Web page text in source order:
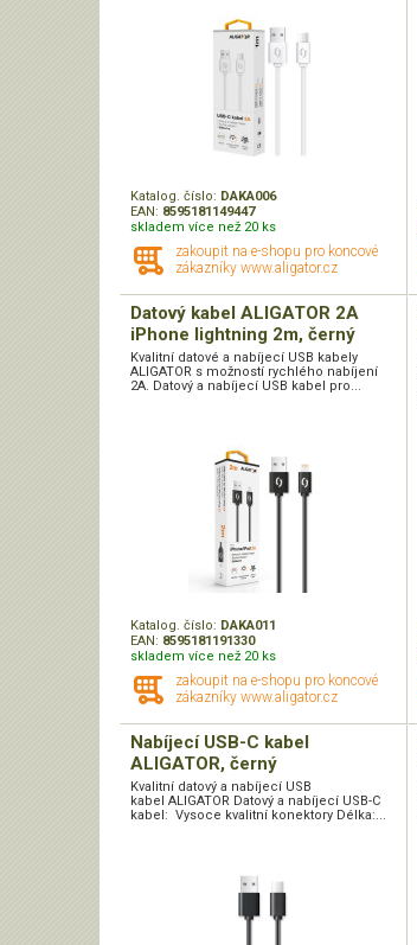
Katalog. číslo: DAKA006
EAN: 8595181149447
skladem více než 20 ks
zakoupit na e-shopu pro koncové
zákazníky www.aligator.cz
Datový kabel ALIGATOR 2A
iPhone lightning 2m, černý
Kvalitní datové a nabíjecí USB kabely
ALIGATOR s možností rychlého nabíjení
2A. Datový a nabíjecí USB kabel pro...
Katalog. číslo: DAKA011
EAN: 8595181191330
skladem více než 20 ks
zakoupit na e-shopu pro koncové
zákazníky www.aligator.cz
Nabíjecí USB-C kabel
ALIGATOR, černý
Kvalitní datový a nabíjecí USB
kabel ALIGATOR Datový a nabíjecí USB-C
kabel: Vysoce kvalitní konektory Délka:...